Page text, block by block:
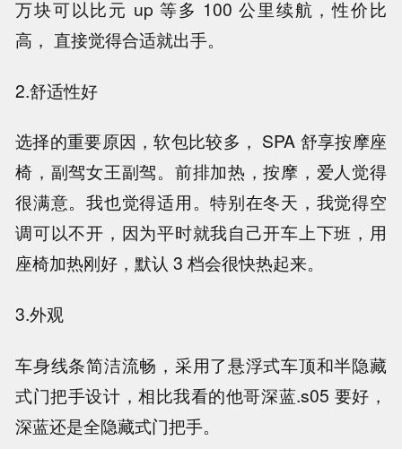
万块可以比元 up 等多 100 公里续航，性价比
高， 直接觉得合适就出手。
2.舒适性好
选择的重要原因，软包比较多， SPA 舒享按摩座
椅，副驾女王副驾。前排加热，按摩，爱人觉得
很满意。我也觉得适用。特别在冬天，我觉得空
调可以不开，因为平时就我自己开车上下班，用
座椅加热刚好，默认 3 档会很快热起来。
3.外观
车身线条简洁流畅，采用了悬浮式车顶和半隐藏
式门把手设计，相比我看的他哥深蓝.s05 要好，
深蓝还是全隐藏式门把手。